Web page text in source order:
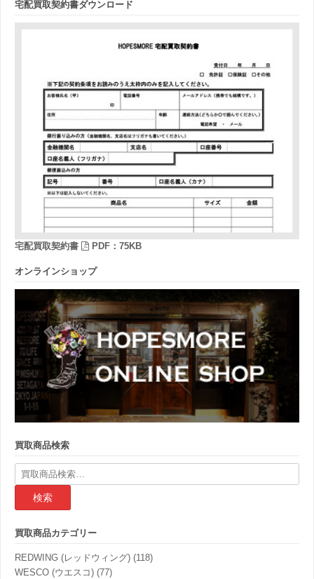
宅配買取契約書ダウンロード
宅配買取契約書 PDF：75KB
オンラインショップ
買取商品検索
検
索
果:
買取商品カテゴリー
REDWING (レッドウィング) (118)
WESCO (ウエスコ) (77)